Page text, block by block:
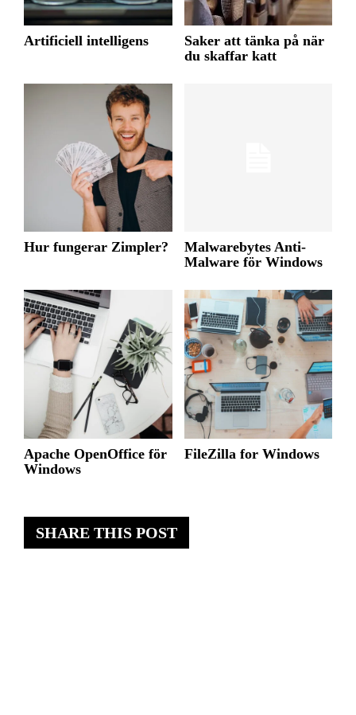
SHARE THIS POST
Artificiell intelligens
Saker att tänka på när
du skaffar katt
Hur fungerar Zimpler?
Malwarebytes Anti-
Malware för Windows
Apache OpenOffice för
Windows
FileZilla for Windows